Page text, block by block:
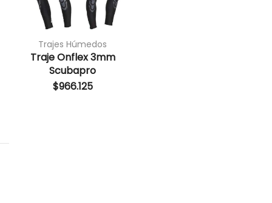
Trajes Húmedos
Traje Onflex 3mm
Scubapro
$966.125